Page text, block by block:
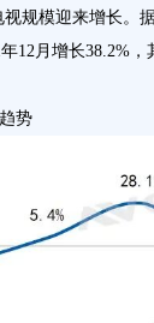
规模迎来增长。
12月增长38.2%
势